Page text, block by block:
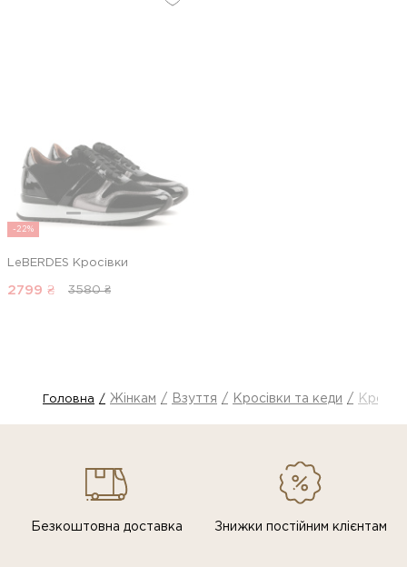
-22%
LeBERDES Кросівки
2799 ₴ 3580 ₴
Головна Жінкам Взуття Кросівки та кеди
Безкоштовна доставка Знижки постiйним клiєнтам